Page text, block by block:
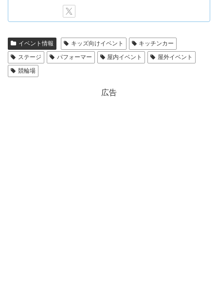
イベント情報 キッズ向けイベント
キッチンカー
ステージ
パフォーマー 屋内イベント
屋外イベント
競輪場
広告